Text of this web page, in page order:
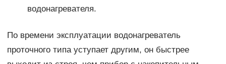
водонагревателя.
По времени эксплуатации водонагреватель
проточного типа уступает другим, он быстрее